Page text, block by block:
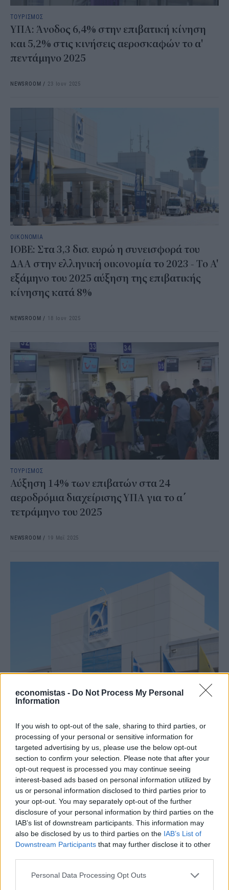
economistas - Do Not Process My Personal
Information
If you wish to opt-out of the sale, sharing to third parties, or
processing of your personal or sensitive information for
targeted advertising by us, please use the below opt-out
section to confirm your selection. Please note that after your
opt-out request is processed you may continue seeing
interest-based ads based on personal information utilized by
us or personal information disclosed to third parties prior to
your opt-out. You may separately opt-out of the further
disclosure of your personal information by third parties on the
IAB’s list of downstream participants. This information may
also be disclosed by us to third parties on the IAB’s List of
Downstream Participants that may further disclose it to other
Personal Data Processing Opt Outs
ΤΟΥΡΙΣΜΟΣ
ΥΠΑ: Άνοδος 6,4% στην επιβατική κίνηση
και 5,2% στις κινήσεις αεροσκαφών το α'
πεντάμηνο 2025
NEWSROOM / 23 Ιουν 2025
ΟΙΚΟΝΟΜΙΑ
ΙΟΒΕ: Στα 3,3 δισ. ευρώ η συνεισφορά του
ΔΑΑ στην ελληνική οικονομία το 2023 - Το Α'
εξάμηνο του 2025 αύξηση της επιβατικής
κίνησης κατά 8%
NEWSROOM / 18 Ιουν 2025
ΤΟΥΡΙΣΜΟΣ
Αύξηση 14% των επιβατών στα 24
αεροδρόμια διαχείρισης ΥΠΑ για το α΄
τετράμηνο του 2025
NEWSROOM / 19 Μαΐ 2025
ΤΟΥΡΙΣΜΟΣ
Αυξημένη κατά 9% η επιβατική κίνηση τον
NEWSROOM /06 Μαΐ 2025